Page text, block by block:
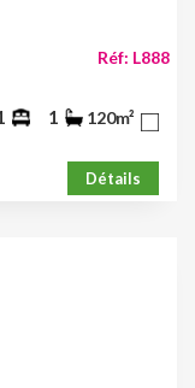
Réf: L888
1 120m²
Détails